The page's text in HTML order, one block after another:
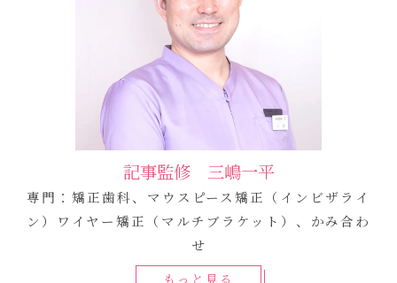
記事監修 三嶋一平
専門：矯正歯科、マウスピース矯正（インビザライ
ン）ワイヤー矯正（マルチブラケット）、かみ合わ
せ
もっと見る